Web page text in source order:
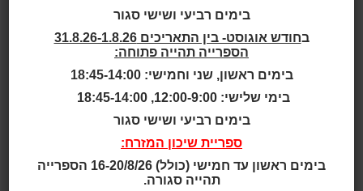
לכל שאלה או בעיה ניתן לשלוח הודעה לכתובת:
databases@rishon-lezion.org.il
פרטי המנוי
בימים רביעי ושישי סגור
ב
חודש אוגוסט- בין התאריכים 31.8.26-1.8.26
הספרייה תהייה פתוחה:
בימים ראשון, שני וחמישי: 18:45-14:00
בימי שלישי: 12:00-9:00, 18:45-14:00
בימים רביעי ושישי סגור
ספריית שיכון המזרח:
בימים ראשון עד חמישי (כולל) 16-20/8/26 הספרייה
תהייה סגורה.